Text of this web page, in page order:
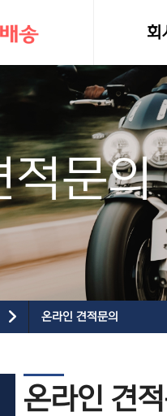
회
적문의
온라인 견적문의
온라인 견